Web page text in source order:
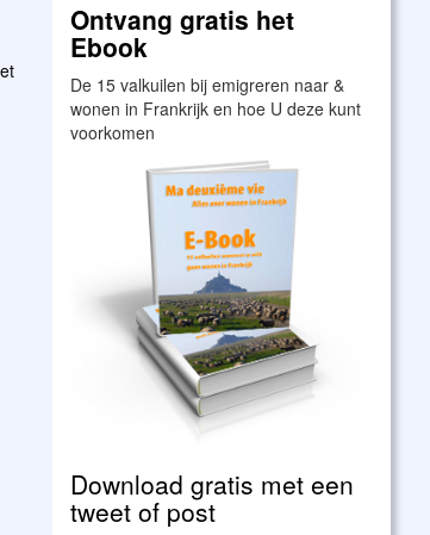
Ontvang gratis het
Ebook
De 15 valkuilen bij emigreren naar &
wonen in Frankrijk en hoe U deze kunt
voorkomen
Download gratis met een
tweet of post